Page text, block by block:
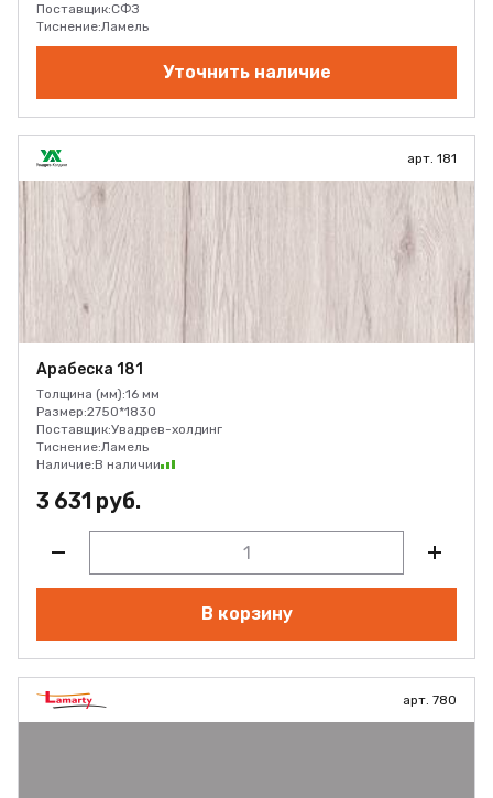
Поставщик:СФЗ
Тиснение:Ламель
Уточнить наличие
арт. 181
Арабеска 181
Толщина (мм):16 мм
Размер:2750*1830
Поставщик:Увадрев-холдинг
Тиснение:Ламель
Наличие:В наличии
3 631 руб.
В корзину
арт. 780